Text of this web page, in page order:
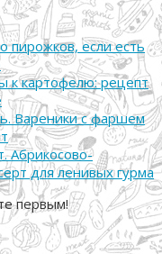
пирожков, если есть
к картофелю: рецепт
Вареники с фаршем
Абрикосово-
для ленивых гурма
первым!